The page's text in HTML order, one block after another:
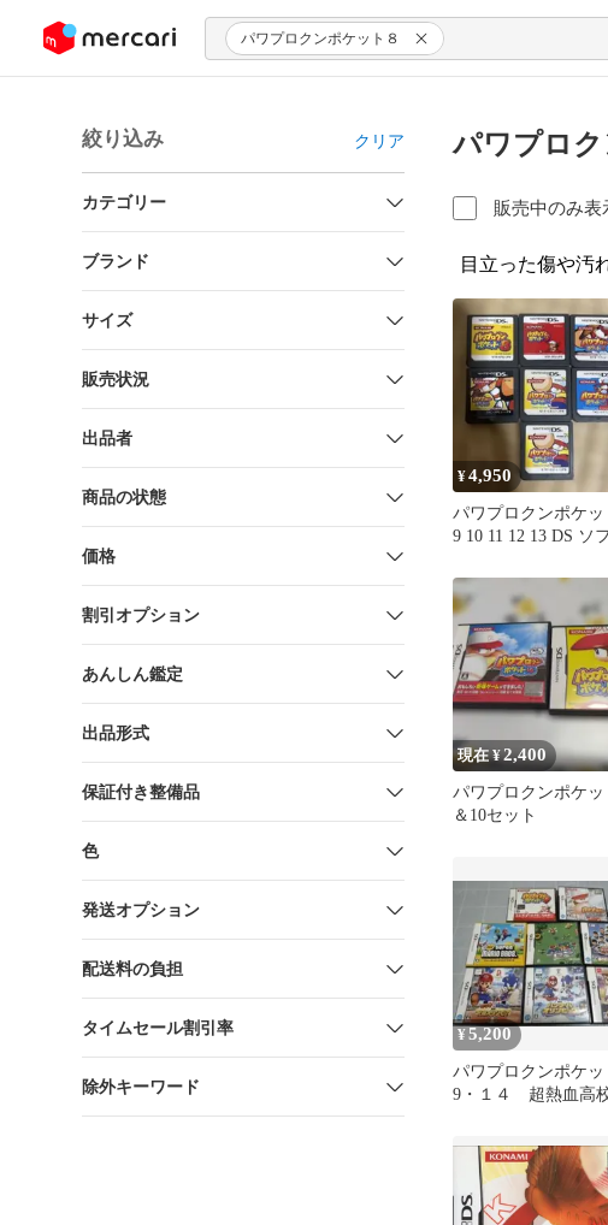
ツにスキップ パワプロクンポケット８
絞り込み クリア
カテゴリー
ブランド
サイズ
販売状況
出品者
商品の状態
価格
割引オプション
あんしん鑑定
出品形式
保証付き整備品
色
発送オプション
配送料の負担
タイムセール割引率
除外キーワード
パワプロ
販売中のみ表
目立った傷や汚
¥4,950
パワプロクンポケッ
9 10 11 12 13 DS ソフ
現在 ¥2,400
パワプロクンポケッ
＆10セット
¥5,200
パワプロクンポケッ
9・１４ 超熱血高